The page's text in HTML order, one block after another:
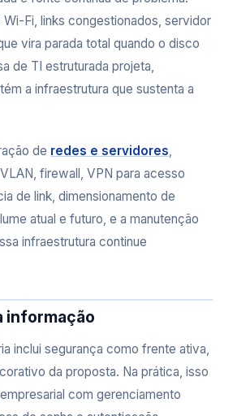
Wi-Fi, links congestionados, servidor
vira parada total quando o disco
de TI estruturada projeta,
a infraestrutura que sustenta a
de redes e servidores,
firewall, VPN para acesso
de link, dimensionamento de
atual e futuro, e a manutenção
infraestrutura continue
informação
inclui segurança como frente ativa,
da proposta. Na prática, isso
com gerenciamento